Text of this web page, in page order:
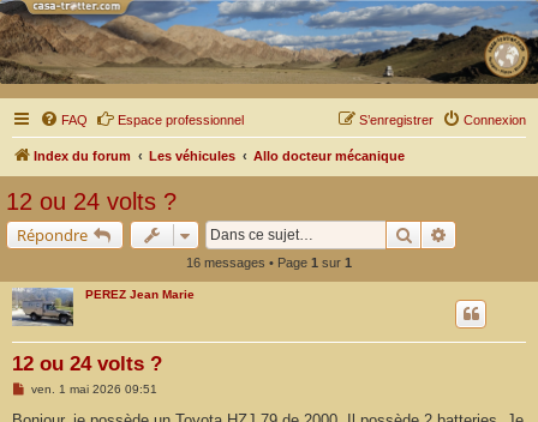
FAQ Espace professionnel Connexion
S’enregistrer
Index du forum Les véhicules Allo docteur mécanique
12 ou 24 volts ?
Répondre Rechercher
16 messages • Page 1 sur 1
PEREZ Jean Marie
12 ou 24 volts ?
M
s
ven. 1 mai 2026 09:51